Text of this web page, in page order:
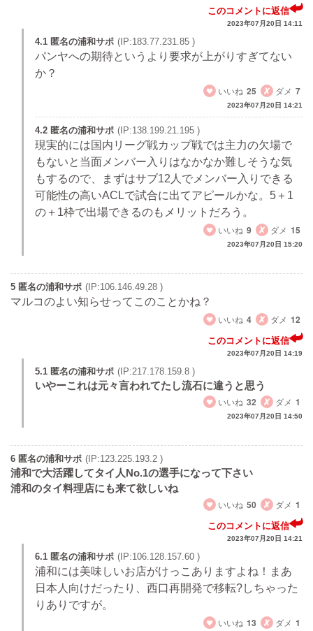
このコメントに返信
2023年07月20日 14:11
4.1 匿名の浦和サポ (IP:183.77.231.85 )
パンヤへの期待というより要求が上がりすぎてない
か？
いいね 25 ダメ 7
2023年07月20日 14:21
4.2 匿名の浦和サポ (IP:138.199.21.195 )
現実的には国内リーグ戦カップ戦では主力の欠場で
もないと当面メンバー入りはなかなか難しそうな気
もするので、まずはサブ12人でメンバー入りできる
可能性の高いACLで試合に出てアピールかな。5＋1
の＋1枠で出場できるのもメリットだろう。
いいね 9 ダメ 15
2023年07月20日 15:20
5 匿名の浦和サポ (IP:106.146.49.28 )
マルコのよい知らせってこのことかね？
いいね 4 ダメ 12
このコメントに返信
2023年07月20日 14:19
5.1 匿名の浦和サポ (IP:217.178.159.8 )
いやーこれは元々言われてたし流石に違うと思う
いいね 32 ダメ 1
2023年07月20日 14:50
6 匿名の浦和サポ (IP:123.225.193.2 )
浦和で大活躍してタイ人No.1の選手になって下さい
浦和のタイ料理店にも来て欲しいね
いいね 50 ダメ 1
このコメントに返信
2023年07月20日 14:21
6.1 匿名の浦和サポ (IP:106.128.157.60 )
浦和には美味しいお店がけっこありますよね！まあ
日本人向けだったり、西口再開発で移転?しちゃった
りありですが。
いいね 13 ダメ 1